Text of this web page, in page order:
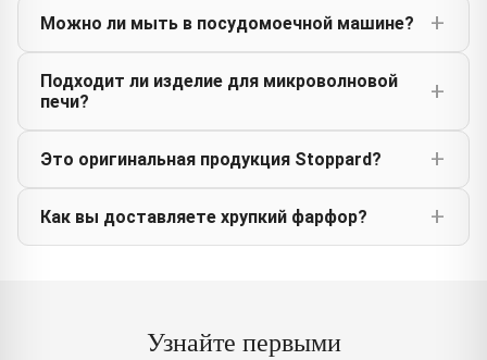
Можно ли мыть в посудомоечной машине?
Подходит ли изделие для микроволновой
печи?
Это оригинальная продукция Stoppard?
Как вы доставляете хрупкий фарфор?
Узнайте первыми